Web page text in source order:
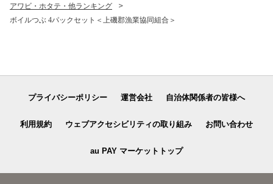
アワビ・ホタテ・他ランキング
ボイルつぶ 4パックセット＜上磯郡漁業協同組合＞
プライバシーポリシー 運営会社 自治体関係者の皆様へ
利用規約 ウェブアクセシビリティの取り組み お問い合わせ
au PAY マーケットトップ